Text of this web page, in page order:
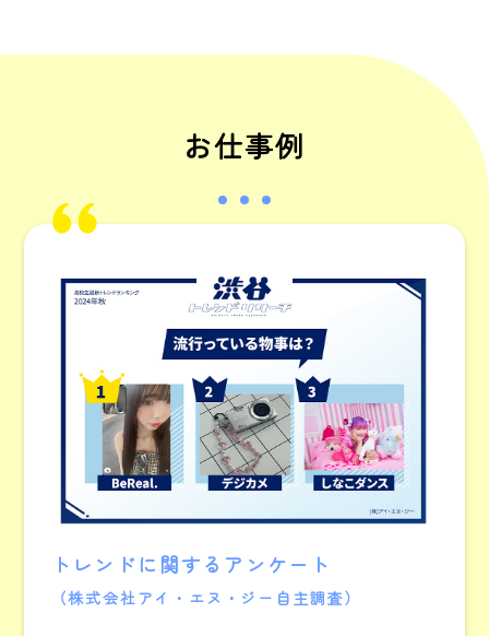
お仕事例
トレンドに関するアンケート
（株式会社アイ・エヌ・ジー自主調査）